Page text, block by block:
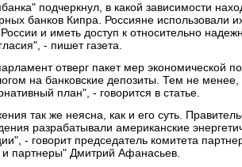
подчеркнул, в какой зависимости
банков Кипра. Россияне использовали
России и иметь доступ к относительно
- пишет газета.
отверг пакет мер экономической
на банковские депозиты. Тем не
план", - говорится в статье.
так же неясна, как и его суть.
разрабатывали американские
- говорит председатель комитета
партнеры" Дмитрий Афанасьев.